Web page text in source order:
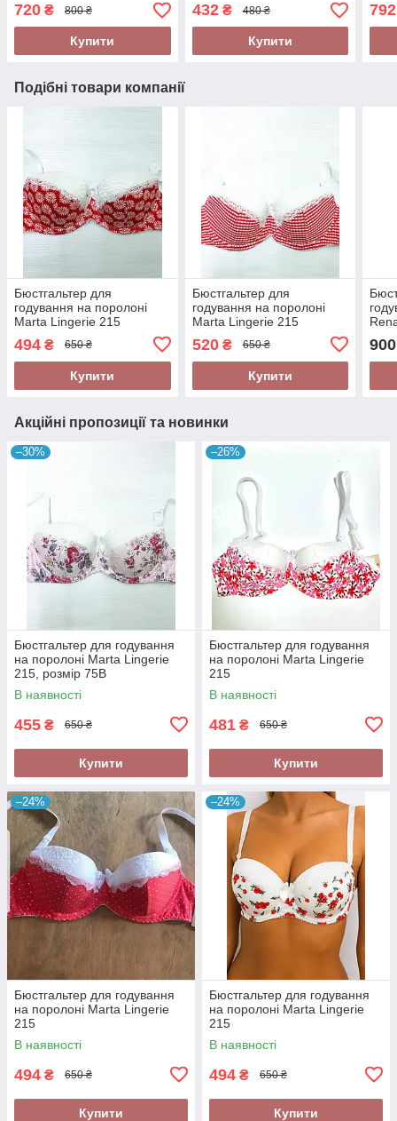
720 ₴ 800 ₴
Купити
432₴ 480 ₴
Купити
792
Подібні товари компанії
Бюстгальтер для
годування на поролоні
Marta Lingerie 215
494 ₴ 650 ₴
Купити
Бюстгальтер для
годування на поролоні
Marta Lingerie 215
520₴ 650 ₴
Купити
900
Акційні пропозиції та новинки
–30%
Бюстгальтер для годування
на поролоні Marta Lingerie
215, розмір 75B
В наявності
455 ₴ 650 ₴
Купити
–26%
Бюстгальтер для годування
на поролоні Marta Lingerie
215
В наявності
481 ₴ 650 ₴
Купити
–24%
Бюстгальтер для годування
на поролоні Marta Lingerie
215
В наявності
494 ₴ 650 ₴
Купити
–24%
Бюстгальтер для годування
на поролоні Marta Lingerie
215
В наявності
494 ₴ 650 ₴
Купити